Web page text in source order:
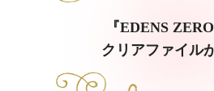
『EDENS
クリアファイル